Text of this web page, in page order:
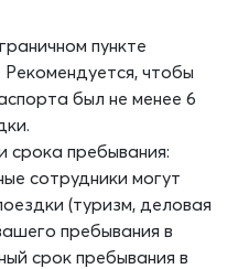
пункте
чтобы
был не менее 6
срока пребывания:
сотрудники могут
(туризм, деловая
пребывания в
срок пребывания в